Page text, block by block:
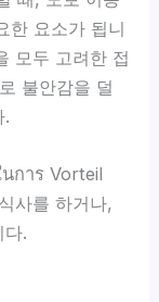
한 요소가 됩니
모두 고려한 접
불안감을 덜
.
นการ Vorteil
사를 하거나,
다.